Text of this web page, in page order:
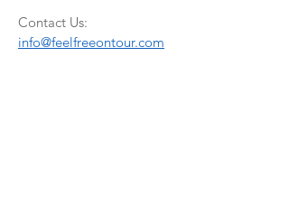
Contact Us:
info@feelfreeontour.com